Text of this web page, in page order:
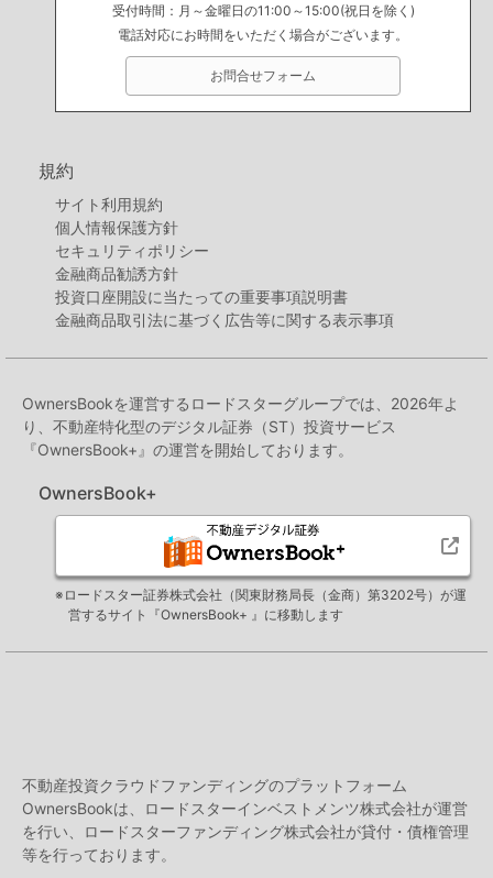
受付時間：月～金曜日の11:00～15:00(祝日を除く)
電話対応にお時間をいただく場合がございます。
お問合せフォーム
規約
サイト利用規約
個人情報保護方針
セキュリティポリシー
金融商品勧誘方針
投資口座開設に当たっての重要事項説明書
金融商品取引法に基づく広告等に関する表示事項
OwnersBookを運営するロードスターグループでは、2026年よ
り、不動産特化型のデジタル証券（ST）投資サービス
『OwnersBook+』の運営を開始しております。
OwnersBook+
※ロードスター証券株式会社（関東財務局長（金商）第3202号）が運
営するサイト『OwnersBook+ 』に移動します
不動産投資クラウドファンディングのプラットフォーム
OwnersBookは、ロードスターインベストメンツ株式会社が運営
を行い、ロードスターファンディング株式会社が貸付・債権管理
等を行っております。